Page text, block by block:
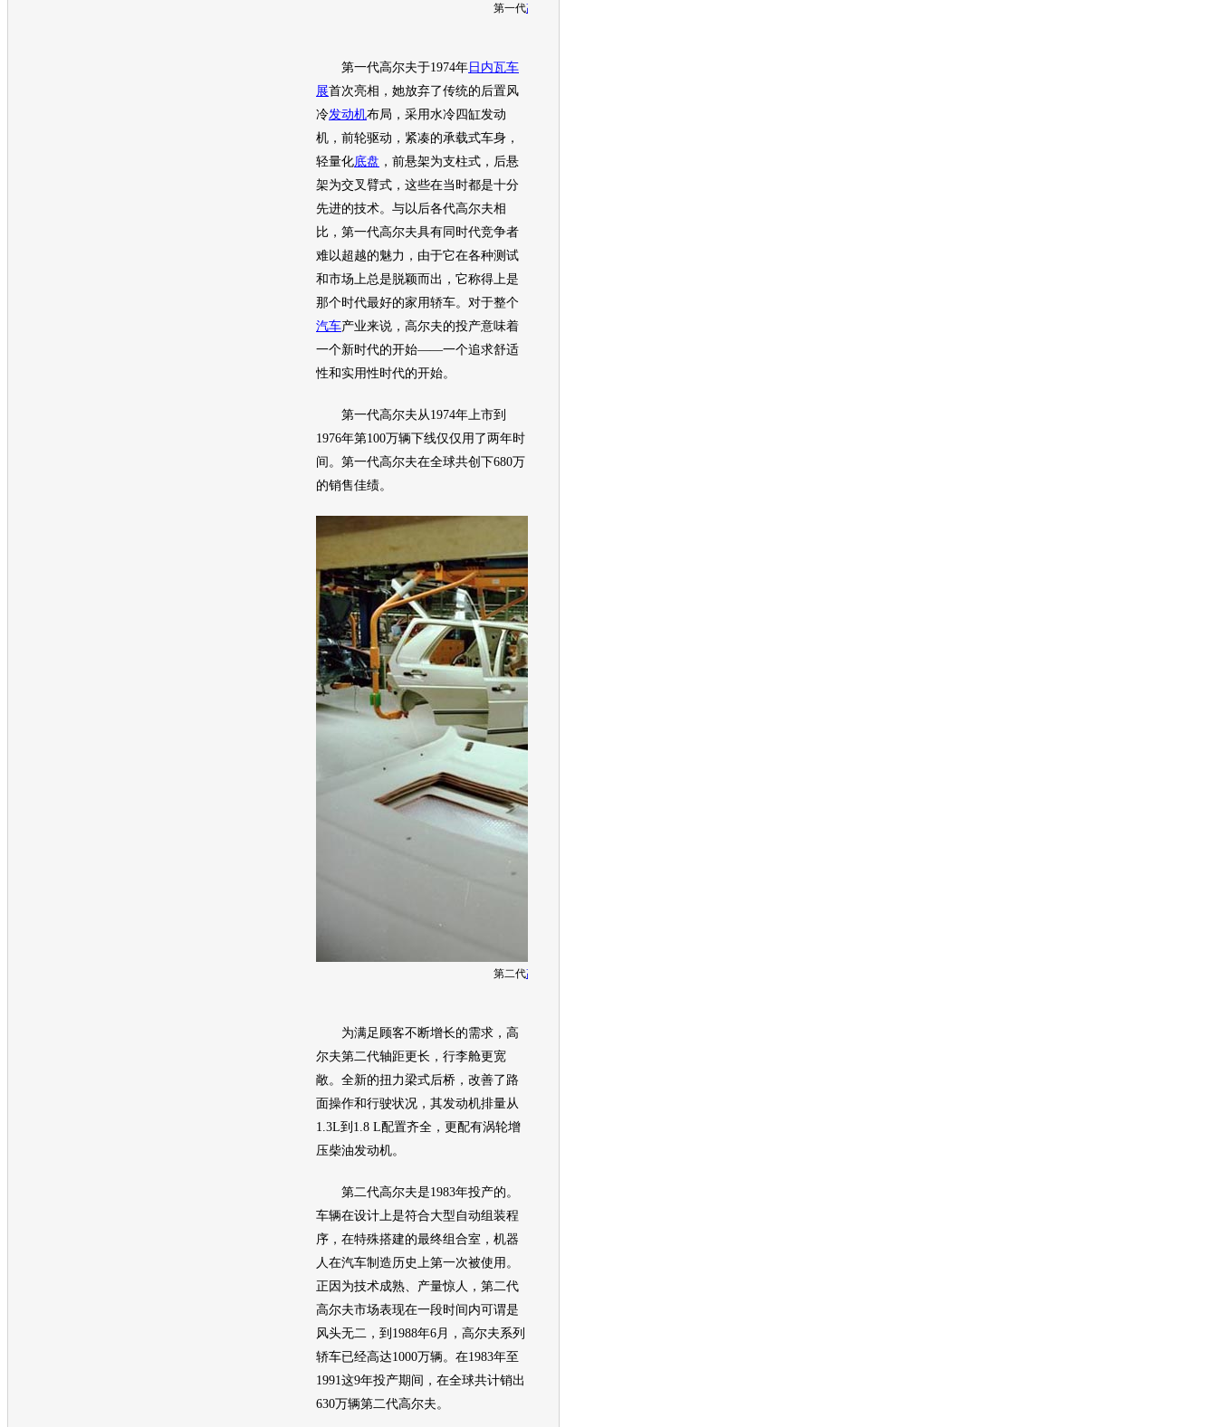
第一代高尔夫
第一代高尔夫于1974年 日内瓦车
展首次亮相，她放弃了传统的后置风
冷发动机布局，采用水冷四缸发动
机 ，前轮驱动，紧凑的承载式车身，
轻量化底盘 ，前悬架为支柱式，后悬
架为交叉臂式，这些在当时都是十分
先进的技术。与以后各代高尔夫相
比，第一代高尔夫具有同时代竞争者
难以超越的魅力，由于它在各种测试
和市场上总是脱颖而出，它称得上是
那个时代最好的家用轿车。对于整个
汽车产业来说， 高尔夫的投产意味着
一个新时代的开始——一个追求舒适
性和实用性时代的开始。
第一代高尔夫 从1974年上市到
1976年第100万辆下线仅仅用了两年时
间。第一代高尔夫在全球共创下680万
的销售佳绩。
第二代高尔夫
为满足顾客不断增长的需求， 高
尔夫第二代轴距更长，行李舱更宽
敞。全新的扭力梁式后桥，改善了路
面操作和行驶状况，其发动机排量从
1.3L到1.8 L配置齐全，更配有涡轮增
压柴油发动机。
第二代高尔夫是1983年投产的。
车辆在设计上是符合大型自动组装程
序，在特殊搭建的最终组合室，机器
人在汽车制造历史上第一次被使用。
正因为技术成熟、产量惊人，第二代
高尔夫市场表现在一段时间内可谓是
风头无二，到1988年6月， 高尔夫 系列
轿车已经高达1000万辆。在1983年至
1991这9年投产期间，在全球共计销出
630万辆第二代高尔夫 。